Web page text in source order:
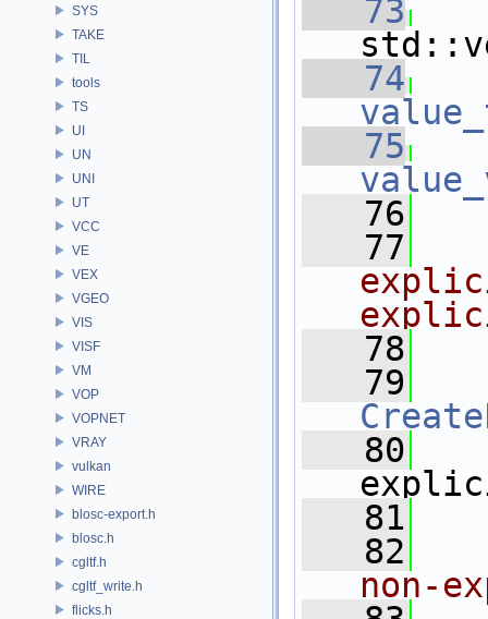
SYS
TAKE
TIL
tools
TS
UI
UN
UNI
UT
VCC
VE
VEX
VGEO
VIS
VISF
VM
VOP
VOPNET
VRAY
vulkan
WIRE
blosc-export.h
blosc.h
cgltf.h
cgltf_write.h
flicks.h
   73
   74
   75
   76
   77
   78
   79
   80
   81
   82
non-